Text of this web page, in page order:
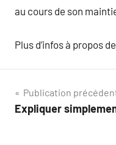
au cours de son
Plus d’infos à propos de
Navigation
de
Publication
Expliquer